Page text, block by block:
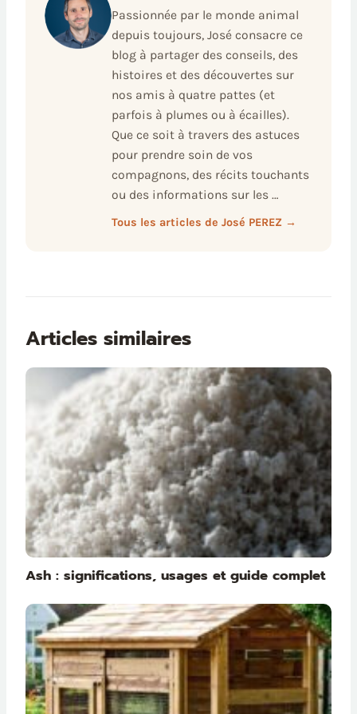
Passionnée par le monde animal
depuis toujours, José consacre ce
blog à partager des conseils, des
histoires et des découvertes sur
nos amis à quatre pattes (et
parfois à plumes ou à écailles).
Que ce soit à travers des astuces
pour prendre soin de vos
compagnons, des récits touchants
ou des informations sur les …
Tous les articles de José PEREZ →
Articles similaires
Ash : significations, usages et guide complet